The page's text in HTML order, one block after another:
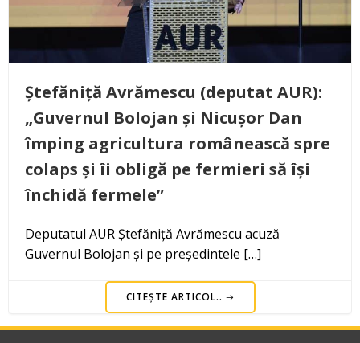
Ștefăniță Avrămescu (deputat AUR):
„Guvernul Bolojan și Nicușor Dan
împing agricultura românească spre
colaps și îi obligă pe fermieri să își
închidă fermele”
Deputatul AUR Ștefăniță Avrămescu acuză
Guvernul Bolojan și pe președintele […]
CITEȘTE ARTICOL..